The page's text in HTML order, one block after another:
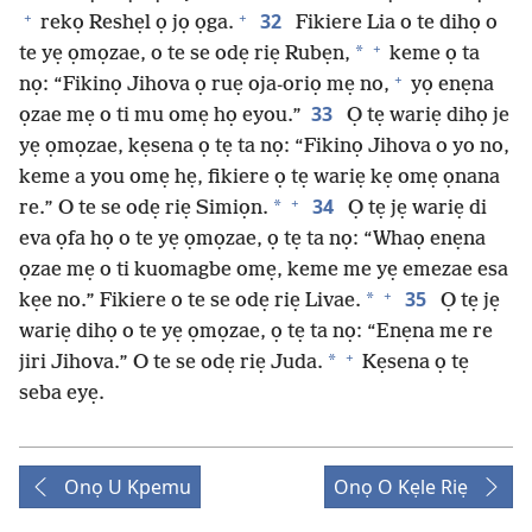
+ rekọ Reshẹl ọ jọ ọga. + 32
Fikiere Lia o te dihọ o
te yẹ ọmọzae, o te se odẹ riẹ Rubẹn, * + keme ọ ta
nọ: “Fikinọ Jihova ọ ruẹ oja-oriọ mẹ no, + yọ enẹna
ọzae mẹ o ti mu omẹ họ eyou.” 33
Ọ tẹ wariẹ dihọ je
yẹ ọmọzae, kẹsena ọ tẹ ta nọ: “Fikinọ Jihova o yo no,
keme a you omẹ hẹ, fikiere ọ tẹ wariẹ kẹ omẹ ọnana
re.” O te se odẹ riẹ Simiọn. * + 34
Ọ tẹ jẹ wariẹ di
eva ọfa họ o te yẹ ọmọzae, ọ tẹ ta nọ: “Whaọ enẹna
ọzae mẹ o ti kuomagbe omẹ, keme me yẹ emezae esa
kẹe no.” Fikiere o te se odẹ riẹ Livae. * + 35
Ọ tẹ jẹ
wariẹ dihọ o te yẹ ọmọzae, ọ tẹ ta nọ: “Enẹna me re
jiri Jihova.” O te se odẹ riẹ Juda. * + Kẹsena ọ tẹ
seba eyẹ.
Onọ U Kpemu Onọ O Kẹle Riẹ